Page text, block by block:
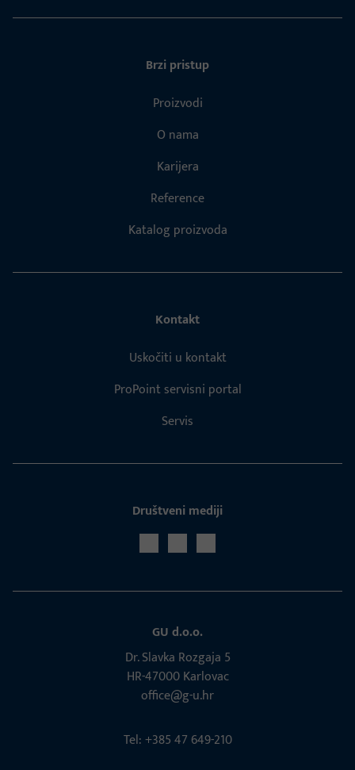
Brzi pristup
Proizvodi
O nama
Karijera
Reference
Katalog proizvoda
Kontakt
Uskočiti u kontakt
ProPoint servisni portal
Servis
Društveni mediji
GU d.o.o.
Dr. Slavka Rozgaja 5
HR-47000 Karlovac
office@g-u.hr
Tel: +385 47 649-210